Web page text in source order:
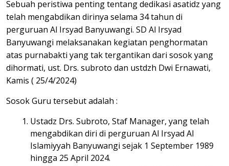
Sebuah peristiwa penting tentang dedikasi asatidz yang
telah mengabdikan dirinya selama 34 tahun di
perguruan Al Irsyad Banyuwangi. SD Al Irsyad
Banyuwangi melaksanakan kegiatan penghormatan
atas purnabakti yang tak tergantikan dari sosok yang
dihormati, ust. Drs. subroto dan ustdzh Dwi Ernawati,
Kamis ( 25/4/2024)
Sosok Guru tersebut adalah :
Ustadz Drs. Subroto, Staf Manager, yang telah
mengabdikan diri di perguruan Al Irsyad Al
Islamiyyah Banyuwangi sejak 1 September 1989
hingga 25 April 2024.